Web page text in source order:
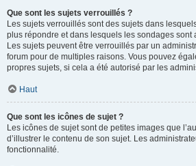
Que sont les sujets verrouillés ?
Les sujets verrouillés sont des sujets dans
plus répondre et dans lesquels les sondages sont
Les sujets peuvent être verrouillés par un
forum pour de multiples raisons. Vous pouvez
propres sujets, si cela a été autorisé par les
Haut
Que sont les icônes de sujet ?
Les icônes de sujet sont de petites images que
d’illustrer le contenu de son sujet. Les
fonctionnalité.